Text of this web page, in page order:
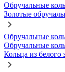
Обручальные
Золотые
Обручальные
Обручальные
Кольца из белого